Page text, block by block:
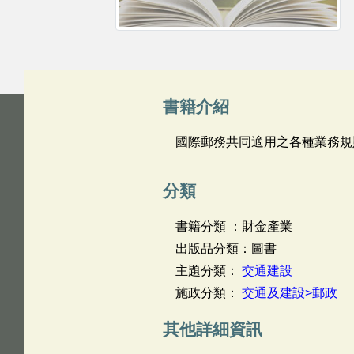
書籍介紹
國際郵務共同適用之各種業務
分類
書籍分類 ：財金產業
出版品分類：圖書
主題分類： 交通建設
施政分類： 交通及建設>郵政
其他詳細資訊